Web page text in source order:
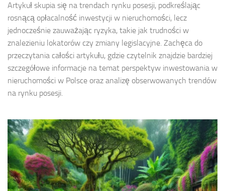
Artykuł skupia się na trendach rynku posesji, podkreślając
rosnącą opłacalność inwestycji w nieruchomości, lecz
jednocześnie zauważając ryzyka, takie jak trudności w
znalezieniu lokatorów czy zmiany legislacyjne. Zachęca do
przeczytania całości artykułu, gdzie czytelnik znajdzie bardziej
szczegółowe informacje na temat perspektyw inwestowania w
nieruchomości w Polsce oraz analizę obserwowanych trendów
na rynku posesji.